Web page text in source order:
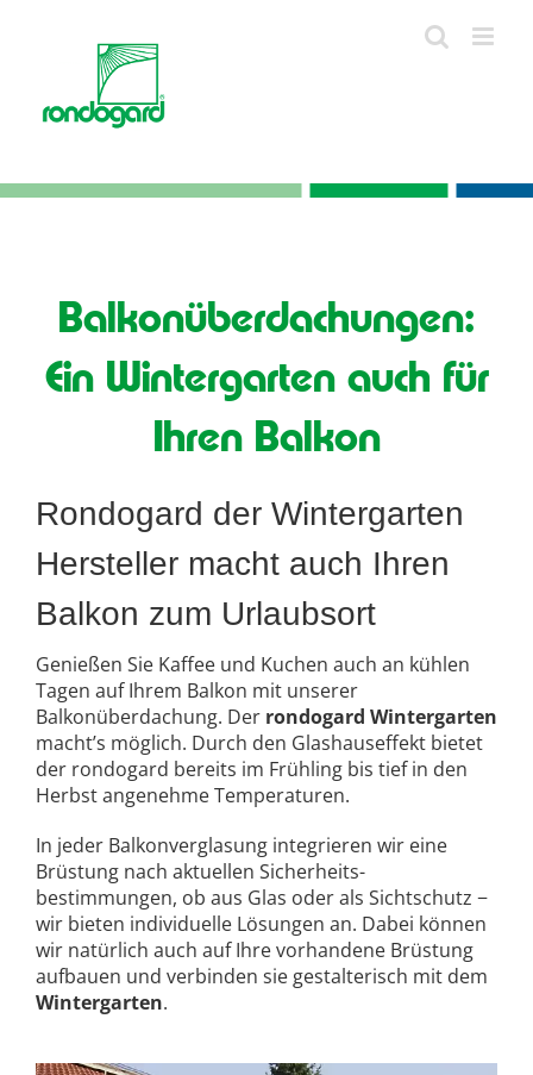
Balkonüberdachungen:
Ein Wintergarten auch für
Ihren Balkon
Rondogard der Wintergarten
Hersteller macht auch Ihren
Balkon zum Urlaubsort
Genießen Sie Kaffee und Kuchen auch an kühlen
Tagen auf Ihrem Balkon mit unserer
Balkonüberdachung. Der rondogard Wintergarten
macht’s möglich. Durch den Glashauseffekt bietet
der rondogard bereits im Frühling bis tief in den
Herbst angenehme Temperaturen.
In jeder Balkonverglasung integrieren wir eine
Brüstung nach aktuellen Sicherheits-
bestimmungen, ob aus Glas oder als Sichtschutz −
wir bieten individuelle Lösungen an. Dabei können
wir natürlich auch auf Ihre vorhandene Brüstung
aufbauen und verbinden sie gestalterisch mit dem
Wintergarten.